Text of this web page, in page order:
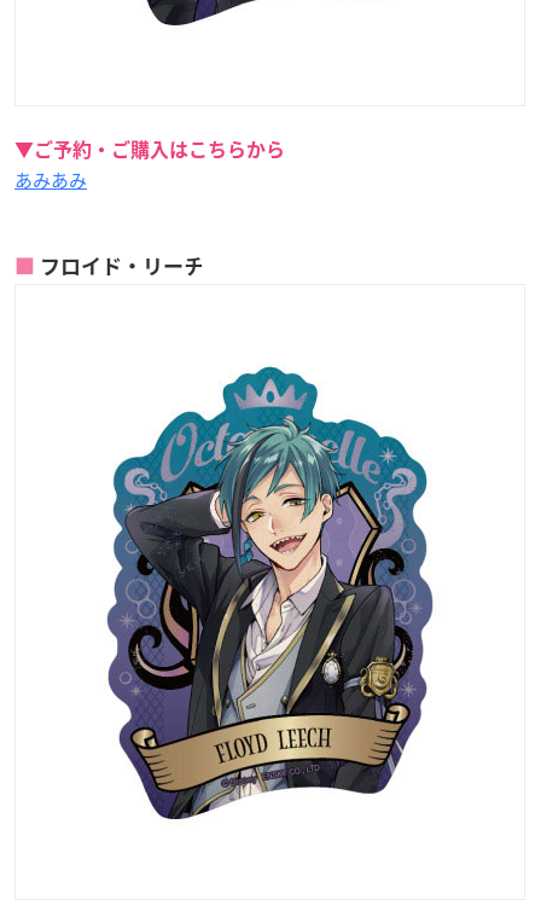
▼ご予約・ご購入はこちらから
あみあみ
フロイド・リーチ